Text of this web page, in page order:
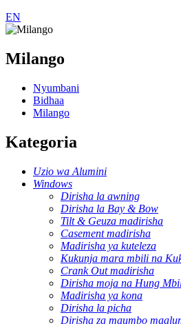
EN
Milango
Nyumbani
Bidhaa
Milango
Kategoria
Uzio wa Alumini
Windows
Dirisha la awning
Dirisha la Bay & Bow
Tilt & Geuza madirisha
Casement madirisha
Madirisha ya kuteleza
Kukunja mara mbili na
Crank Out madirisha
Dirisha moja na Hung
Madirisha ya kona
Dirisha la picha
Dirisha za maumbo